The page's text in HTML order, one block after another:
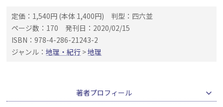
定価：1,540円 (本体 1,400円)
判型：四六並
ページ数：170
発刊日：2020/02/15
ISBN：978-4-286-21243-2
ジャンル：地理・紀行 >地理
著者プロフィール